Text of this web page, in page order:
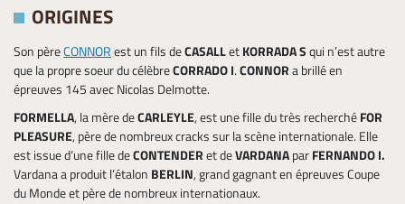
ORIGINES
Son pèreCONNORest un fils deCASALLetKORRADA Squi n’est autre
que la propre soeur du célèbreCORRADO I.CONNORa brillé en
épreuves 145 avec Nicolas Delmotte.
FORMELLA, la mère deCARLEYLE, est une fille du très recherchéFOR
PLEASURE, père de nombreux cracks sur la scène internationale. Elle
est issue d‘une fille deCONTENDERet deVARDANAparFERNANDO I.
Vardana a produit l’étalon BERLIN, grand gagnant en épreuves Coupe
du Monde et père de nombreux internationaux.